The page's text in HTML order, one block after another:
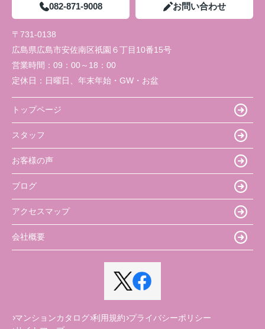
082-871-9008 お問い合わせ
〒731-0138
広島県広島市安佐南区祇園６丁目10番15号
営業時間： 09：00～18：00
定休日： 日曜日、年末年始・GW・お盆
トップページ
スタッフ
お客様の声
ブログ
アクセスマップ
会社概要
マンションカタログ 利用規約 プライバシーポリシー